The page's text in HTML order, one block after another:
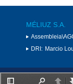
MÉLIUZ S.A.
DRI: Marcio